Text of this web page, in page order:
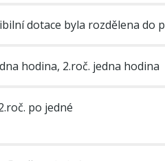
dotace byla rozdělena do
hodina, 2.roč. jedna
po jedné